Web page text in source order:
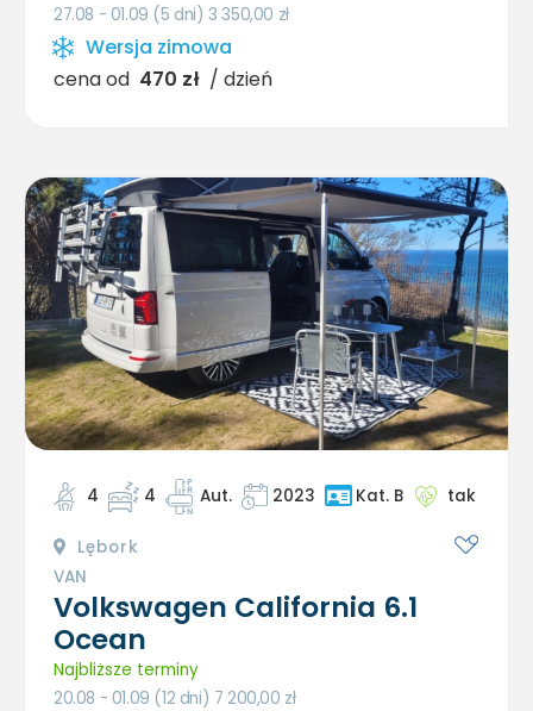
27.08 - 01.09 (5 dni) 3 350,00 zł
Wersja zimowa
cena od 470 zł / dzień
4 4 Aut. 2023 Kat. B tak
Lębork
VAN
Volkswagen California 6.1
Ocean
Najbliższe terminy
20.08 - 01.09 (12 dni) 7 200,00 zł